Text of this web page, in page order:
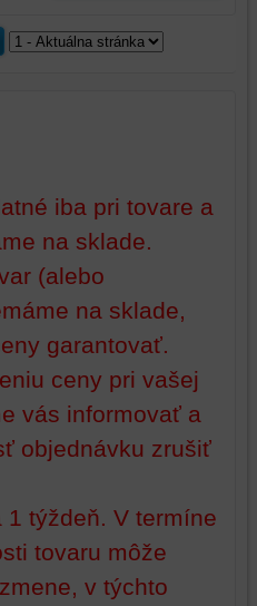
iba pri tovare a
na sklade.
(alebo
na sklade,
garantovať.
ceny pri vašej
vás informovať a
objednávku zrušiť
týždeň. V termíne
tovaru môže
v týchto